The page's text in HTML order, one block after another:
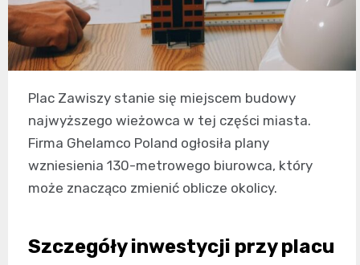
Plac Zawiszy stanie się miejscem budowy
najwyższego wieżowca w tej części miasta.
Firma Ghelamco Poland ogłosiła plany
wzniesienia 130-metrowego biurowca, który
może znacząco zmienić oblicze okolicy.
Szczegóły inwestycji przy placu